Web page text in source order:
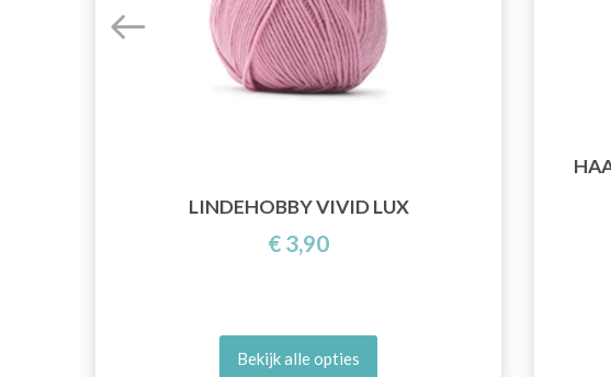
LINDEHOBBY VIVID LUX
€ 3,90
Bekijk alle opties